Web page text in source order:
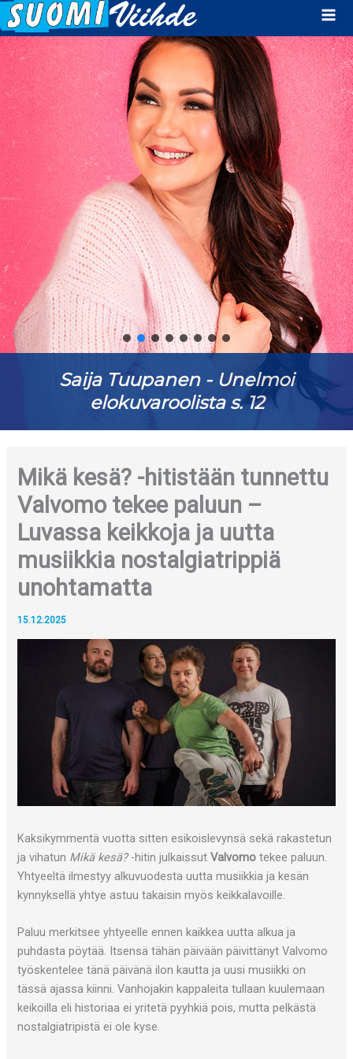
Saija Tuupanen - Unelmoi
elokuvaroolista s. 12
Mikä kesä? -hitistään tunnettu
Valvomo tekee paluun –
Luvassa keikkoja ja uutta
musiikkia nostalgiatrippiä
unohtamatta
15.12.2025
Kaksikymmentä vuotta sitten esikoislevynsä sekä rakastetun
ja vihatun Mikä kesä?-hitin julkaissutValvomotekee paluun.
Yhtyeeltä ilmestyy alkuvuodesta uutta musiikkia ja kesän
kynnyksellä yhtye astuu takaisin myös keikkalavoille.
Paluu merkitsee yhtyeelle ennen kaikkea uutta alkua ja
puhdasta pöytää. Itsensä tähän päivään päivittänyt Valvomo
työskentelee tänä päivänä ilon kautta ja uusi musiikki on
tässä ajassa kiinni. Vanhojakin kappaleita tullaan kuulemaan
keikoilla eli historiaa ei yritetä pyyhkiä pois, mutta pelkästä
nostalgiatripistä ei ole kyse.